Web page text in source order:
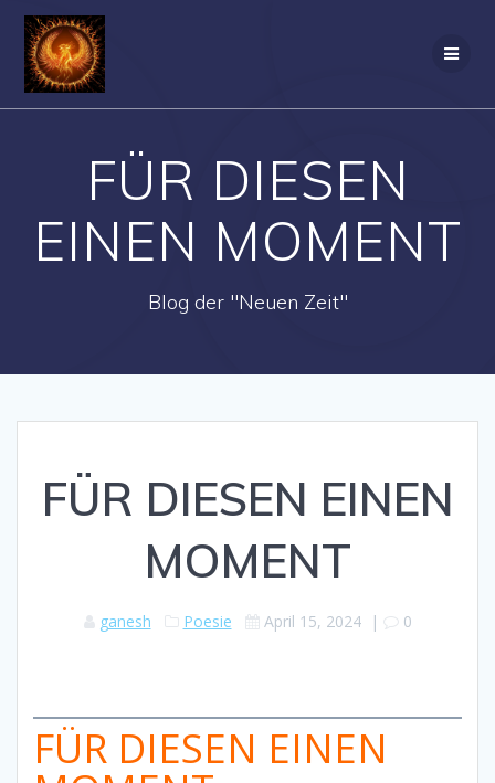
FÜR DIESEN
EINEN MOMENT
Blog der "Neuen Zeit"
FÜR DIESEN EINEN
MOMENT
ganesh Poesie April 15, 2024| 0
FÜR DIESEN EINEN